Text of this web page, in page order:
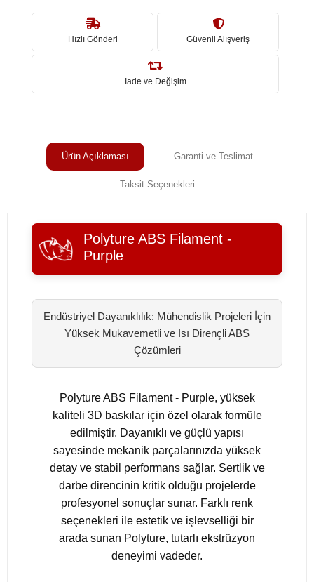
Hızlı Gönderi Güvenli Alışveriş
İade ve Değişim
Ürün Açıklaması Garanti ve Teslimat
Taksit Seçenekleri
Polyture ABS Filament -
Purple
Endüstriyel Dayanıklılık: Mühendislik Projeleri İçin
Yüksek Mukavemetli ve Isı Dirençli ABS
Çözümleri
Polyture ABS Filament - Purple, yüksek
kaliteli 3D baskılar için özel olarak formüle
edilmiştir. Dayanıklı ve güçlü yapısı
sayesinde mekanik parçalarınızda yüksek
detay ve stabil performans sağlar. Sertlik ve
darbe direncinin kritik olduğu projelerde
profesyonel sonuçlar sunar. Farklı renk
seçenekleri ile estetik ve işlevselliği bir
arada sunan Polyture, tutarlı ekstrüzyon
deneyimi vadeder.